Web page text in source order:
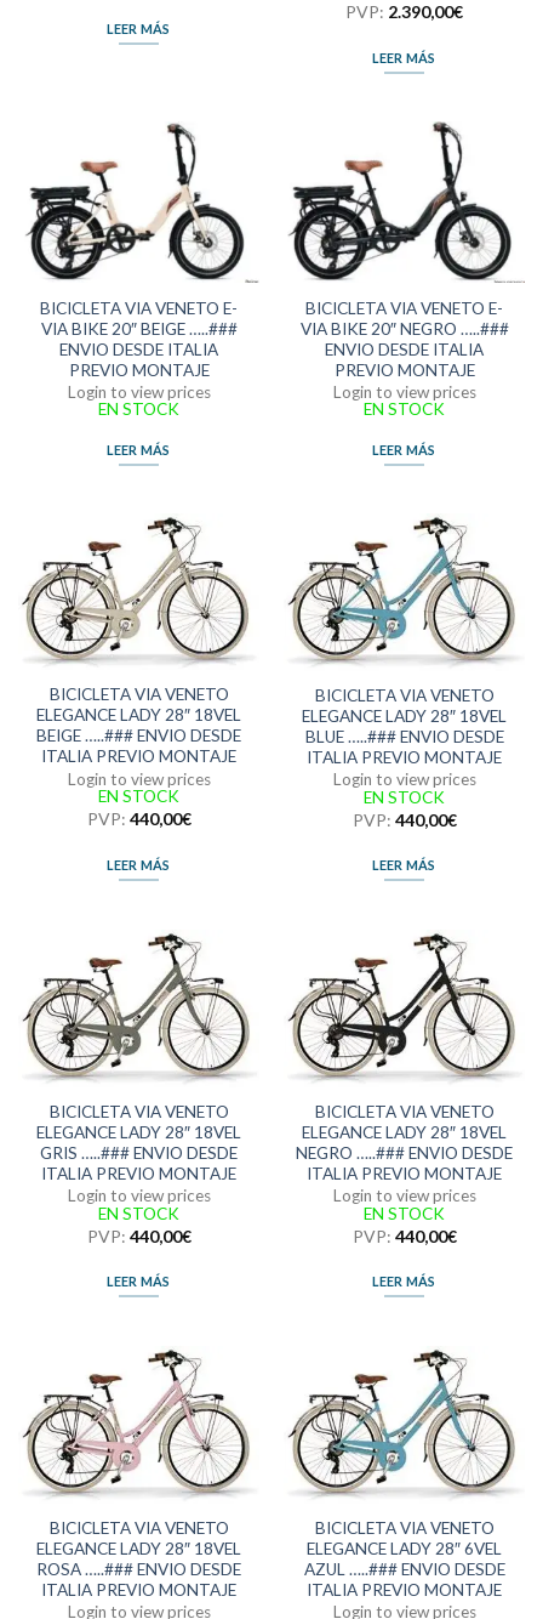
LEER MÁS
PVP: 2.390,00€
LEER MÁS
BICICLETA VIA VENETO E-
VIA BIKE 20″ BEIGE …..###
ENVIO DESDE ITALIA
PREVIO MONTAJE
Login to view prices
EN STOCK
LEER MÁS
BICICLETA VIA VENETO E-
VIA BIKE 20″ NEGRO …..###
ENVIO DESDE ITALIA
PREVIO MONTAJE
Login to view prices
EN STOCK
LEER MÁS
BICICLETA VIA VENETO
ELEGANCE LADY 28″ 18VEL
BEIGE …..### ENVIO DESDE
ITALIA PREVIO MONTAJE
Login to view prices
EN STOCK
PVP: 440,00€
LEER MÁS
BICICLETA VIA VENETO
ELEGANCE LADY 28″ 18VEL
BLUE …..### ENVIO DESDE
ITALIA PREVIO MONTAJE
Login to view prices
EN STOCK
PVP: 440,00€
LEER MÁS
BICICLETA VIA VENETO
ELEGANCE LADY 28″ 18VEL
GRIS …..### ENVIO DESDE
ITALIA PREVIO MONTAJE
Login to view prices
EN STOCK
PVP: 440,00€
LEER MÁS
BICICLETA VIA VENETO
ELEGANCE LADY 28″ 18VEL
NEGRO …..### ENVIO DESDE
ITALIA PREVIO MONTAJE
Login to view prices
EN STOCK
PVP: 440,00€
LEER MÁS
BICICLETA VIA VENETO
ELEGANCE LADY 28″ 18VEL
ROSA …..### ENVIO DESDE
ITALIA PREVIO MONTAJE
Login to view prices
BICICLETA VIA VENETO
ELEGANCE LADY 28″ 6VEL
AZUL …..### ENVIO DESDE
ITALIA PREVIO MONTAJE
Login to view prices